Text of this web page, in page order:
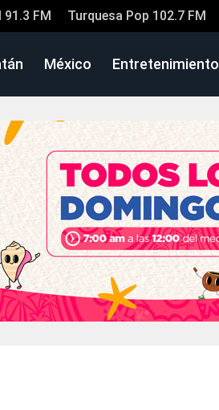
91.3 FM Turquesa Pop 102.7 FM
México Entretenimiento